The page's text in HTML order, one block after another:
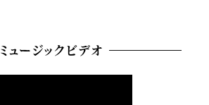
ミュージックビデオ